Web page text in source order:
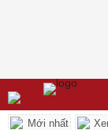
Mới nhất